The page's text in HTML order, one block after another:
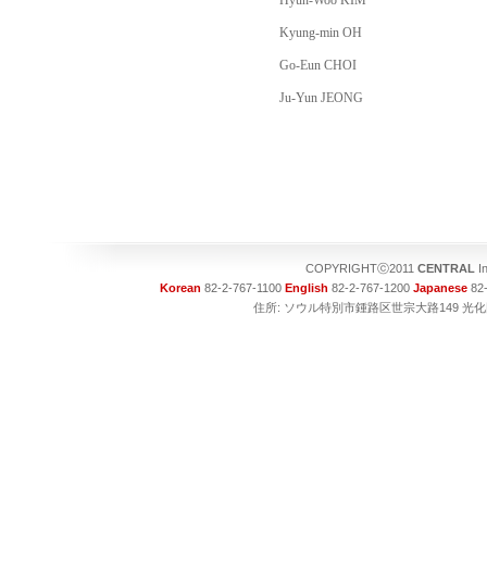
Kyung-min OH
Go-Eun CHOI
Ju-Yun JEONG
COPYRIGHTⓒ2011 CENTRAL
Korean 82-2-767-1100 English 82-2-767-1200 Japanese
住所: ソウル特別市鍾路区世宗大路149 光